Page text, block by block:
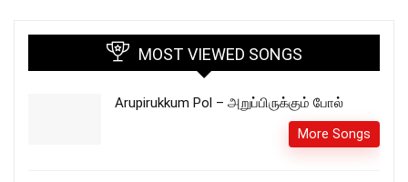
MOST VIEWED SONGS
Arupirukkum Pol – அறுப்பிருக்கும் போல்
More Songs